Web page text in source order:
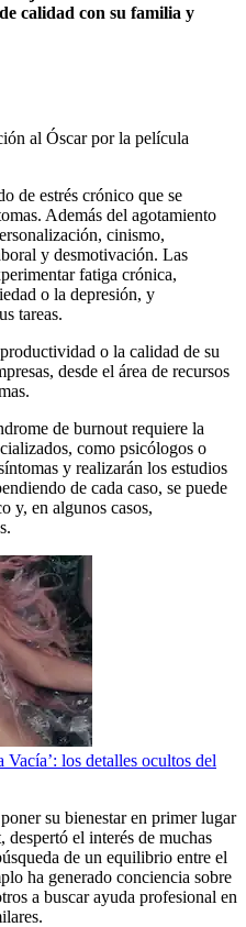
calidad con su familia y
al Óscar por la película
de estrés crónico que se
Además del agotamiento
cinismo,
y desmotivación. Las
fatiga crónica,
o la depresión, y
tareas.
o la calidad de su
desde el área de recursos
de burnout requiere la
como psicólogos o
y realizarán los estudios
de cada caso, se puede
y, en algunos casos,
los detalles ocultos del
su bienestar en primer lugar
el interés de muchas
de un equilibrio entre el
ha generado conciencia sobre
a buscar ayuda profesional en